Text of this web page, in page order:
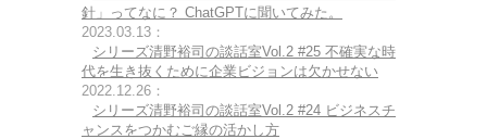
針」ってなに？ ChatGPTに聞いてみた。
2023.03.13：
シリーズ清野裕司の談話室Vol.2 #25 不確実な時
代を生き抜くために企業ビジョンは欠かせない
2022.12.26：
シリーズ清野裕司の談話室Vol.2 #24 ビジネスチ
ャンスをつかむご縁の活かし方